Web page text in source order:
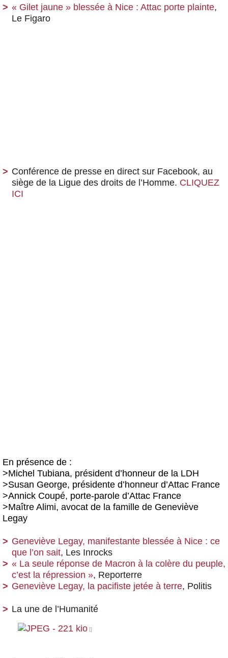
« Gilet jaune » blessée à Nice : Attac porte plainte,
Le Figaro
Conférence de presse en direct sur Facebook, au
siège de la Ligue des droits de l’Homme. CLIQUEZ
ICI
En présence de :
>Michel Tubiana, président d’honneur de la LDH
>Susan George, présidente d’honneur d’Attac France
>Annick Coupé, porte-parole d’Attac France
>Maître Alimi, avocat de la famille de Geneviève
Legay
Geneviève Legay, manifestante blessée à Nice : ce
que l’on sait, Les Inrocks
« La seule réponse de Macron à la colère du peuple,
c’est la répression », Reporterre
Geneviève Legay, la pacifiste jetée à terre, Politis
La une de l’Humanité